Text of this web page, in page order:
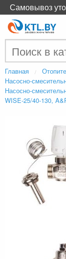
Главная
Насосно-
Насосно-
WISE-25/40-130,
Самовывоз